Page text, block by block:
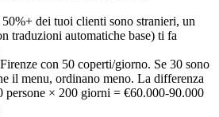
dei tuoi clienti sono stranieri, un
traduzioni automatiche base) ti fa
con 50 coperti/giorno. Se 30 sono
il menu, ordinano meno. La differenza
persone × 200 giorni = €60.000-90.000